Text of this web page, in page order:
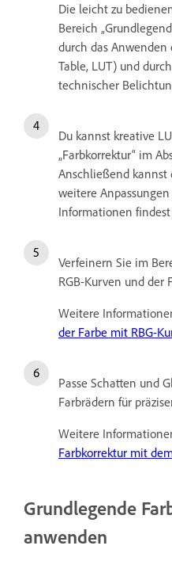
Die leicht zu
Bereich
durch das
Table, LUT) und
technischer
Du kannst kreative
„Farbkorrektur“ im
Anschließend
weitere
Informationen
Verfeinern Sie im
RGB-Kurven und der
Weitere
der Farbe mit RBG-
Passe Schatten und
Farbrädern für
Weitere
Farbkorrektur mit
Grundlegende
anwenden